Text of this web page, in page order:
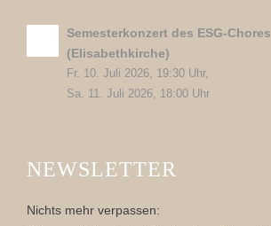
Semesterkonzert des ESG-Chores
(Elisabethkirche)
Fr. 10. Juli 2026, 19:30 Uhr,
Sa. 11. Juli 2026, 18:00 Uhr
NEWSLETTER
Nichts mehr verpassen: